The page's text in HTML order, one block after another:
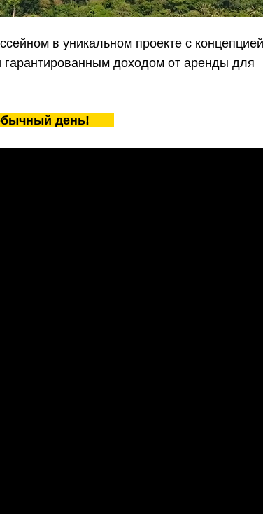
в уникальном проекте с концепцией
доходом от аренды для
день!